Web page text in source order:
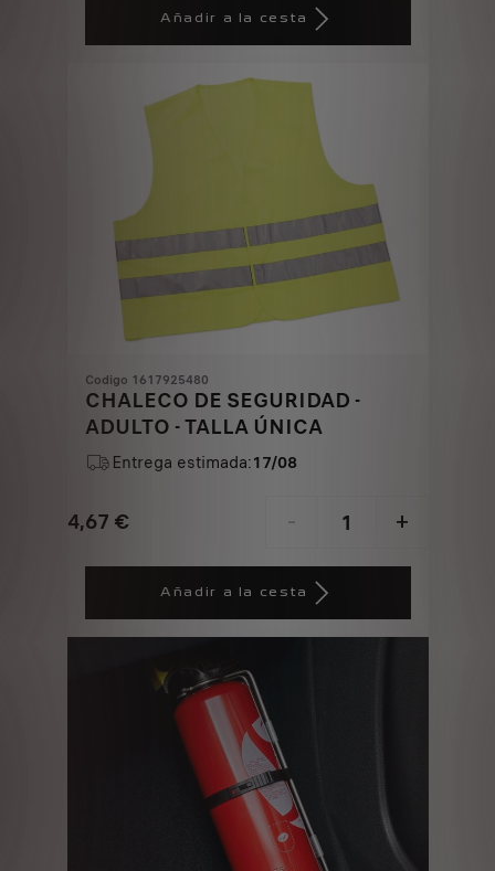
Añadir a la cesta
Codigo 1617925480
CHALECO DE SEGURIDAD -
ADULTO - TALLA ÚNICA
Entrega estimada:17/08
4,67 €
Price
€
- +
Quantity
1
Añadir a la cesta